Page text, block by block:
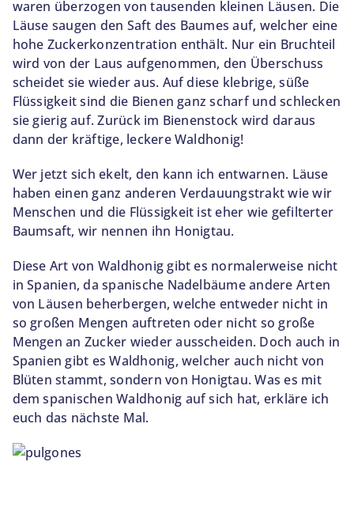
waren überzogen von tausenden kleinen Läusen. Die
Läuse saugen den Saft des Baumes auf, welcher eine
hohe Zuckerkonzentration enthält. Nur ein Bruchteil
wird von der Laus aufgenommen, den Überschuss
scheidet sie wieder aus. Auf diese klebrige, süße
Flüssigkeit sind die Bienen ganz scharf und schlecken
sie gierig auf. Zurück im Bienenstock wird daraus
dann der kräftige, leckere Waldhonig!
Wer jetzt sich ekelt, den kann ich entwarnen. Läuse
haben einen ganz anderen Verdauungstrakt wie wir
Menschen und die Flüssigkeit ist eher wie gefilterter
Baumsaft, wir nennen ihn Honigtau.
Diese Art von Waldhonig gibt es normalerweise nicht
in Spanien, da spanische Nadelbäume andere Arten
von Läusen beherbergen, welche entweder nicht in
so großen Mengen auftreten oder nicht so große
Mengen an Zucker wieder ausscheiden. Doch auch in
Spanien gibt es Waldhonig, welcher auch nicht von
Blüten stammt, sondern von Honigtau. Was es mit
dem spanischen Waldhonig auf sich hat, erkläre ich
euch das nächste Mal.